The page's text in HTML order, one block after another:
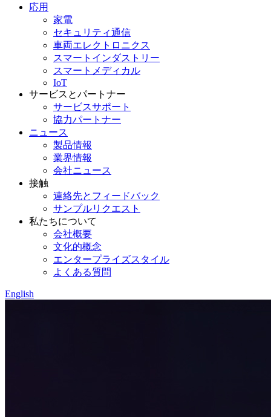
応用
家電
セキュリティ通信
車両エレクトロニクス
スマートインダストリー
スマートメディカル
IoT
サービスとパートナー
サービスサポート
協力パートナー
ニュース
製品情報
業界情報
会社ニュース
接触
連絡先とフィードバック
サンプルリクエスト
私たちについて
会社概要
文化的概念
エンタープライズスタイル
よくある質問
English